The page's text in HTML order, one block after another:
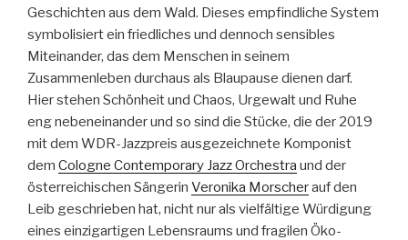
Geschichten aus dem Wald. Dieses empfindliche System
symbolisiert ein friedliches und dennoch sensibles
Miteinander, das dem Menschen in seinem
Zusammenleben durchaus als Blaupause dienen darf.
Hier stehen Schönheit und Chaos, Urgewalt und Ruhe
eng nebeneinander und so sind die Stücke, die der 2019
mit dem WDR-Jazzpreis ausgezeichnete Komponist
dem Cologne Contemporary Jazz Orchestra und der
österreichischen Sängerin Veronika Morscherauf den
Leib geschrieben hat, nicht nur als vielfältige Würdigung
eines einzigartigen Lebensraums und fragilen Öko-